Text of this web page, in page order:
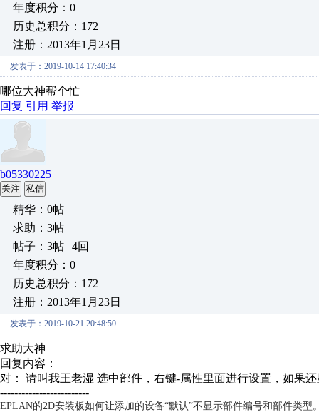
年度积分：0
历史总积分：172
注册：2013年1月23日
发表于：2019-10-14 17:40:34
哪位大神帮个忙
回复 引用 举报
b05330225
关注 私信
精华：0帖
求助：3帖
帖子：3帖 | 4回
年度积分：0
历史总积分：172
注册：2013年1月23日
发表于：2019-10-21 20:48:50
求助大神
回复内容：
对： 请叫我王老湿 选中部件，右键-属性里面进行设置，如果
-------------------------
EPLAN的2D安装板如何让添加的设备“默认”不显示部件编号和部件类